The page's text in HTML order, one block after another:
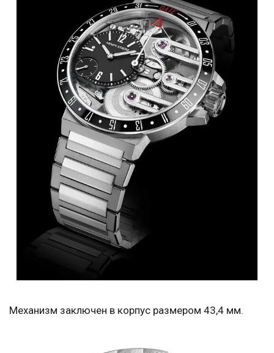
Механизм заключен в корпус размером 43,4 мм.